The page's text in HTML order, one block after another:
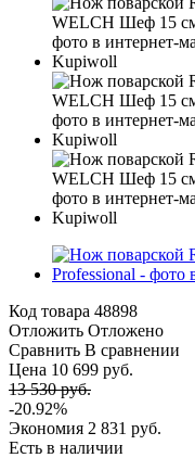
Код товара 48898
Отложить Отложено
Сравнить В сравнении
Цена 10 699 руб.
13 530 руб.
-20.92%
Экономия 2 831 руб.
Есть в наличии